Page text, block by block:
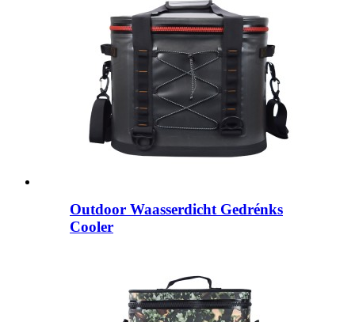
Outdoor Waasserdicht Gedrénks
Cooler